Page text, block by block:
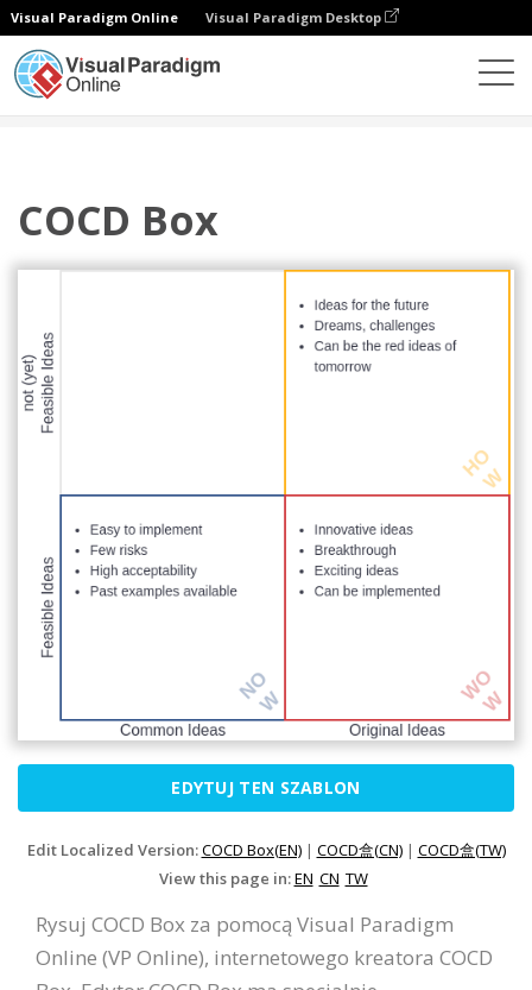
Visual Paradigm Online Visual Paradigm Desktop
COCD Box
EDYTUJ TEN SZABLON
Edit Localized Version:COCD Box(EN)| COCD盒(CN)| COCD盒(TW)
View this page in:EN CN TW
Rysuj COCD Box za pomocą Visual Paradigm
Online (VP Online), internetowego kreatora COCD